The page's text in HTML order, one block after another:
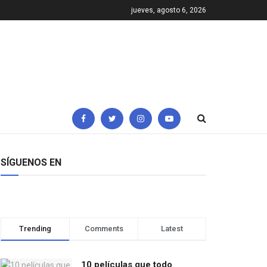
jueves, agosto 6, 2026
SÍGUENOS EN
Trending Comments Latest
10 películas que todo